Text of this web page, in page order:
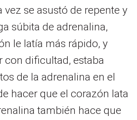
vez se asustó de repente y
súbita de adrenalina,
le latía más rápido, y
con dificultad, estaba
de la adrenalina en el
hacer que el corazón lata
también hace que